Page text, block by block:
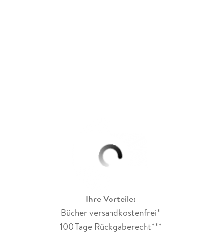
Ihre Vorteile:
Bücher versandkostenfrei*
100 Tage Rückgaberecht***